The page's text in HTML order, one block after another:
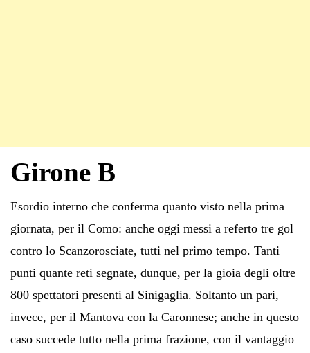
Girone B
Esordio interno che conferma quanto visto nella prima
giornata, per il Como: anche oggi messi a referto tre gol
contro lo Scanzorosciate, tutti nel primo tempo. Tanti
punti quante reti segnate, dunque, per la gioia degli oltre
800 spettatori presenti al Sinigaglia. Soltanto un pari,
invece, per il Mantova con la Caronnese; anche in questo
caso succede tutto nella prima frazione, con il vantaggio